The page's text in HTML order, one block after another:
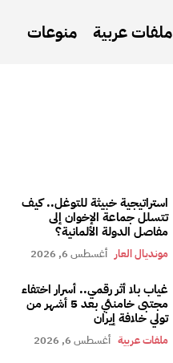
ملفات عربية منوعات
استراتيجية خبيثة للتوغل.. كيف
تتسلل جماعة الإخوان إلى
مفاصل الدولة الألمانية؟
مونديال العار أغسطس 6, 2026
غياب بلا أثر رقمي.. أسرار اختفاء
مجتبى خامنئي بعد 5 أشهر من
تولي خلافة إيران
ملفات عربية أغسطس 6, 2026